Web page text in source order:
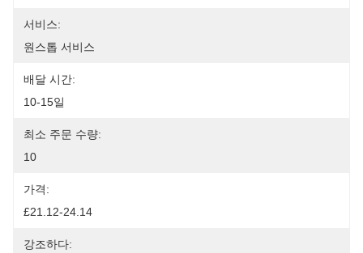
서비스:
원스톱 서비스
배달 시간:
10-15일
최소 주문 수량:
10
가격:
£21.12-24.14
강조하다: